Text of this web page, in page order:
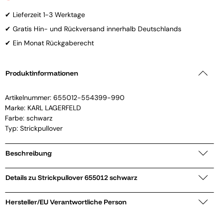
✔ Lieferzeit 1-3 Werktage
✔ Gratis Hin- und Rückversand innerhalb Deutschlands
✔ Ein Monat Rückgaberecht
Produktinformationen
Artikelnummer: 655012-554399-990
Marke: KARL LAGERFELD
Farbe: schwarz
Typ: Strickpullover
Beschreibung
Details zu Strickpullover 655012 schwarz
Hersteller/EU Verantwortliche Person